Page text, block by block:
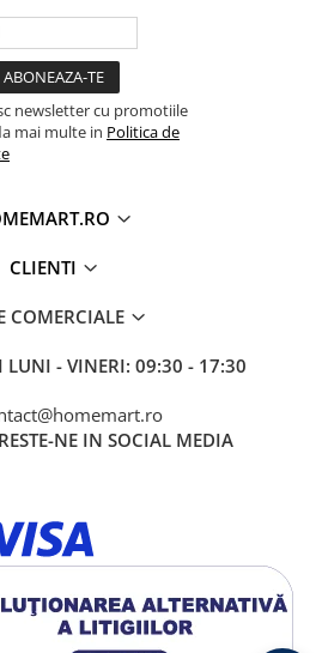
newsletter cu promotiile
mai multe in Politica de
CLIENTI
COMERCIALE
LUNI - VINERI: 09:30 - 17:30
NE IN SOCIAL MEDIA